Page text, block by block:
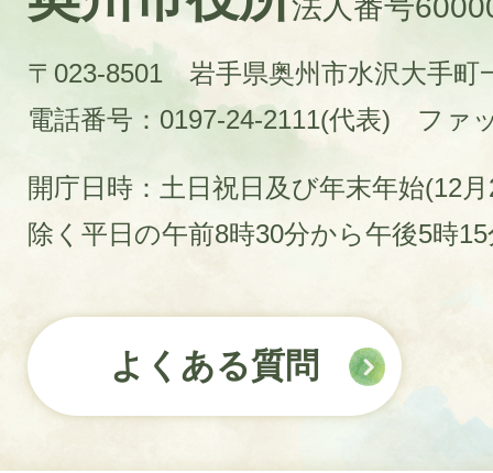
法人番号
〒023-8501 岩手県奥州市水沢大手町
電話番号：0197-24-2111(代表)
ファ
開庁日時：土日祝日及び年末年始(12
除く平日の午前8時30分から午後5時
よくある質問